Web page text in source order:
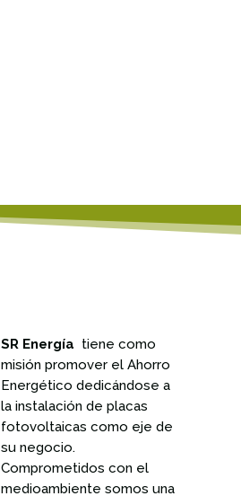
SR Energía tiene como
misión promover el Ahorro
Energético dedicándose a
la instalación de placas
fotovoltaicas como eje de
su negocio.
Comprometidos con el
medioambiente somos una